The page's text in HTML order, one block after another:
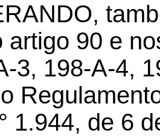
artigo 90 e
3, 198-A-4,
1.944, de 6